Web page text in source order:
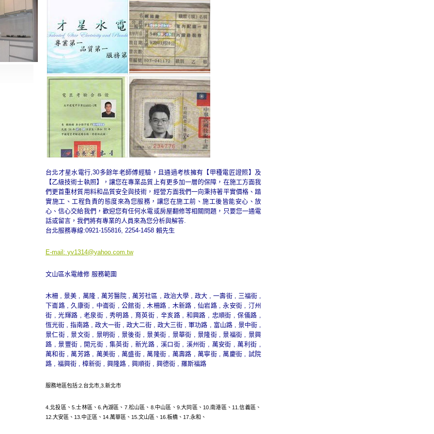
台北才星水電行,30多餘年老師傅經驗，且通過考核擁有【甲種電匠證照】及
【乙級技術士執照】，讓您在專業品質上有更多加一層的保障，在施工方面我
們更首重材質用料和品質安全與技術，經營方面我們一向秉持著平實價格、踏
實施工、工程負責的態度來為您服務，讓您在施工前、施工後皆能安心、放
心、信心交給我們，歡迎您有任何水電或房屋翻修等相關問題，只要您一通電
話或留言，我們將有專業的人員來為您分析與解答.
台北服務專線:0921-155816, 2254-1458 賴先生
E-mail: yv1314@yahoo.com.tw
文山區水電維修 服務範圍
木柵 , 景美 , 萬隆 , 萬芳醫院 , 萬芳社區 , 政治大學 , 政大 , 一壽街 , 三福街 ,
下崙路 , 久康街 , 中崙街 , 公館街 , 木柵路 , 木新路 , 仙岩路 , 永安街 , 汀州
街 , 光輝路 , 老泉街 , 秀明路 , 育英街 , 辛亥路 , 和興路 , 忠順街 , 保儀路 ,
恆光街 , 指南路 , 政大一街 , 政大二街 , 政大三街 , 軍功路 , 富山路 , 景中街 ,
景仁街 , 景文街 , 景明街 , 景後街 , 景美街 , 景華街 , 景隆街 , 景福街 , 景興
路 , 景豐街 , 開元街 , 集英街 , 新光路 , 溪口街 , 溪州街 , 萬安街 , 萬利街 ,
萬和街 , 萬芳路 , 萬美街 , 萬盛街 , 萬隆街 , 萬壽路 , 萬寧街 , 萬慶街 , 試院
路 , 福興街 , 樟新街 , 興隆路 , 興順街 , 興德街 , 羅斯福路
服務地區包括:2. 台北市 ,3. 新北市
4. 北投區 、5.士林區 、6. 內湖區 、7. 松山區 、8. 中山區 、9. 大同區 、10.南港區 、11.信義區 、
12. 大安區 、13. 中正區 、14. 萬華區 、15. 文山區 、16. 板橋 、17. 永和 、